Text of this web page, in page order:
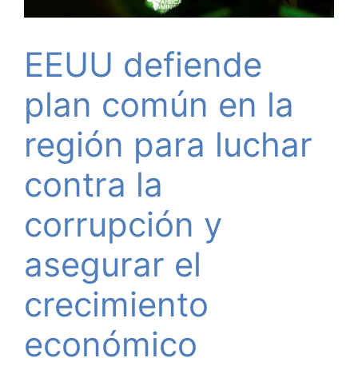
EEUU defiende
plan común en la
región para luchar
contra la
corrupción y
asegurar el
crecimiento
económico